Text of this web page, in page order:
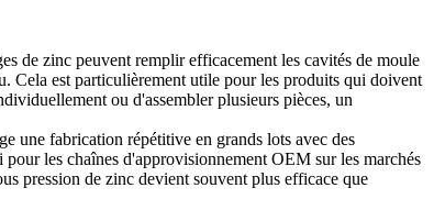
de zinc peuvent remplir efficacement les cavités de moule
Cela est particulièrement utile pour les produits qui doivent
ou d'assembler plusieurs pièces, un
une fabrication répétitive en grands lots avec des
les chaînes d'approvisionnement OEM sur les marchés
pression de zinc devient souvent plus efficace que